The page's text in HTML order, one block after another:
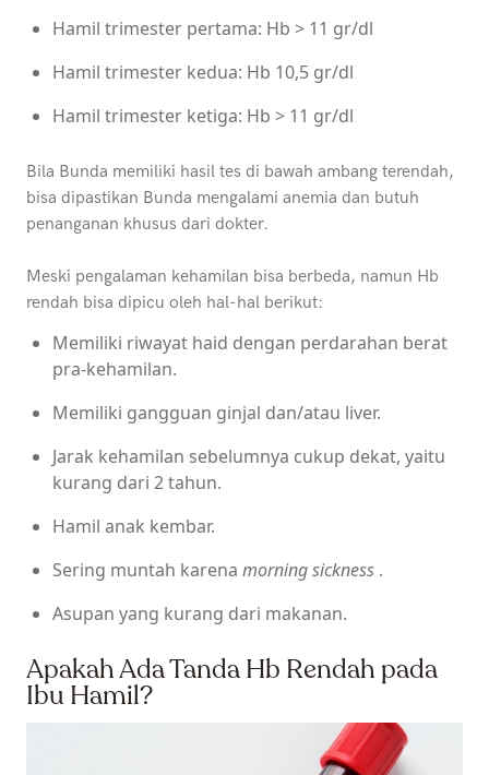
Hamil trimester pertama: Hb > 11 gr/dl
Hamil trimester kedua: Hb 10,5 gr/dl
Hamil trimester ketiga: Hb > 11 gr/dl
Bila Bunda memiliki hasil tes di bawah ambang terendah,
bisa dipastikan Bunda mengalami anemia dan butuh
penanganan khusus dari dokter.
Meski pengalaman kehamilan bisa berbeda, namun Hb
rendah bisa dipicu oleh hal-hal berikut:
Memiliki riwayat haid dengan perdarahan berat
pra-kehamilan.
Memiliki gangguan ginjal dan/atau liver.
Jarak kehamilan sebelumnya cukup dekat, yaitu
kurang dari 2 tahun.
Hamil anak kembar.
Sering muntah karena morning sickness .
Asupan yang kurang dari makanan.
Apakah Ada Tanda Hb Rendah pada
Ibu Hamil?